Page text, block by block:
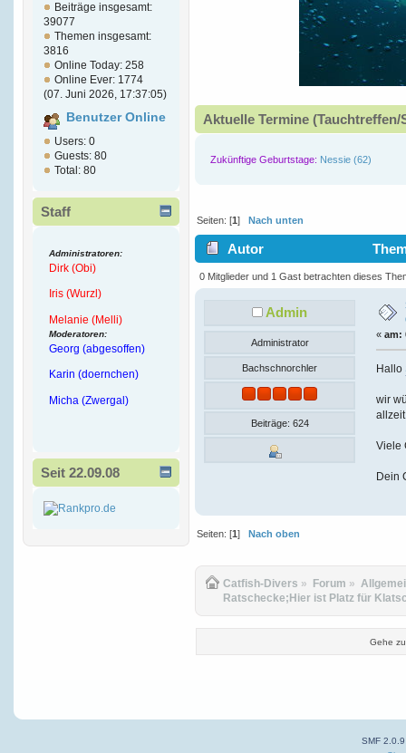
Beiträge insgesamt:
39077
Themen insgesamt:
3816
Online Today: 258
Online Ever: 1774
(07. Juni 2026, 17:37:05)
Benutzer Online
Users: 0
Guests: 80
Total: 80
Staff
Administratoren:
Dirk (Obi)
Iris (Wurzl)
Melanie (Melli)
Moderatoren:
Georg (abgesoffen)
Karin (doernchen)
Micha (Zwergal)
Seit 22.09.08
Aktuelle Termine
Zukünftige Geburtstage: Nessie (62)
Seiten: [1]Nach unten
Autor
9599 mal)
0 Mitglieder und 1 Gast betrachten dieses
Admin
Administrator
Bachschnorchler
Beiträge: 624
« am:
Hallo
wir
Viele
Dein
Seiten: [1] Nach oben
Catfish-Divers » Forum »
Ratschecke;Hier ist Platz für
Gehe
SMF 2.0.9